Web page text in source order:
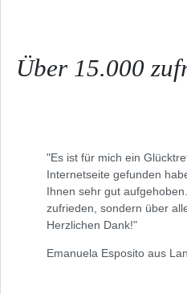
Über 15.000
"Es ist für mich ein
Internetseite gefunden
Ihnen sehr gut
zufrieden, sondern über
Herzlichen Dank!"
Emanuela Esposito aus